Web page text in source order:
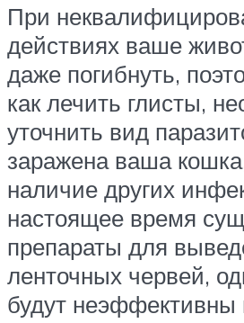
При
действиях ваше
даже погибнуть,
как лечить глисты,
уточнить вид
заражена ваша
наличие других
настоящее время
препараты для
ленточных червей,
будут неэффективны